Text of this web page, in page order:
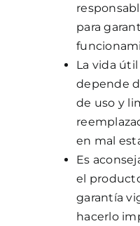
para
La vida
depende
de uso y
en mal
Es
el
garantía
hacerlo